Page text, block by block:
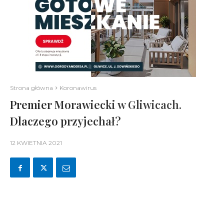
Strona główna Koronawirus
Premier Morawiecki w Gliwicach.
Dlaczego przyjechał?
12 KWIETNIA 2021